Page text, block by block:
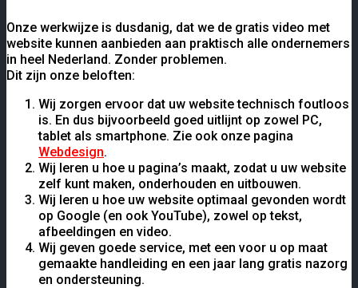
Onze werkwijze is dusdanig, dat we de gratis video met
website kunnen aanbieden aan praktisch alle ondernemers
in heel Nederland. Zonder problemen.
Dit zijn onze beloften:
Wij zorgen ervoor dat uw website technisch foutloos
is. En dus bijvoorbeeld goed uitlijnt op zowel PC,
tablet als smartphone. Zie ook onze pagina
Webdesign.
Wij leren u hoe u pagina’s maakt, zodat u uw website
zelf kunt maken, onderhouden en uitbouwen.
Wij leren u hoe uw website optimaal gevonden wordt
op Google (en ook YouTube), zowel op tekst,
afbeeldingen en video.
Wij geven goede service, met een voor u op maat
gemaakte handleiding en een jaar lang gratis nazorg
en ondersteuning.